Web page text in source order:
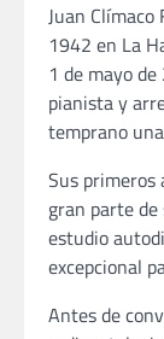
Juan
1942 en La
1 de mayo
pianista y
temprano
Sus primeros
gran parte
estudio
excepcional
Antes de